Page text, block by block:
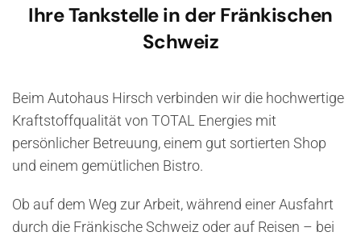
Ihre Tankstelle in der Fränkischen
Schweiz
Beim Autohaus Hirsch verbinden wir die hochwertige
Kraftstoffqualität von TOTAL Energies mit
persönlicher Betreuung, einem gut sortierten Shop
und einem gemütlichen Bistro.
Ob auf dem Weg zur Arbeit, während einer Ausfahrt
durch die Fränkische Schweiz oder auf Reisen – bei